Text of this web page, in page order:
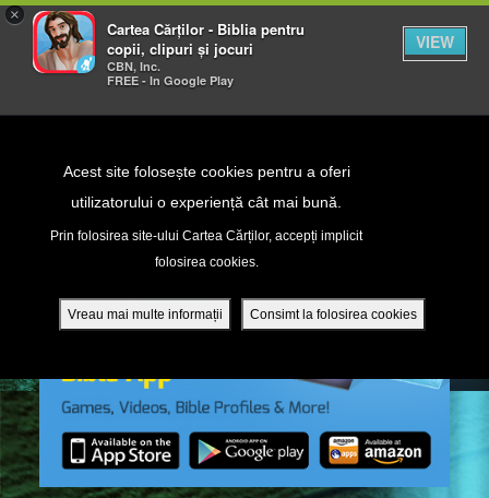
×
Cartea Cărților - Biblia pentru
copii, clipuri și jocuri
CBN, Inc.
FREE - In Google Play
VIEW
Acest site folosește cookies pentru a oferi
utilizatorului o experiență cât mai bună.
Prin folosirea site-ului Cartea Cărților, accepți implicit
folosirea cookies.
Vreau mai multe informații Consimt la folosirea cookies
DVD - Sezoane 1-4
mobilă